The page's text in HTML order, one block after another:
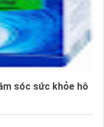
sóc sức khỏe hô